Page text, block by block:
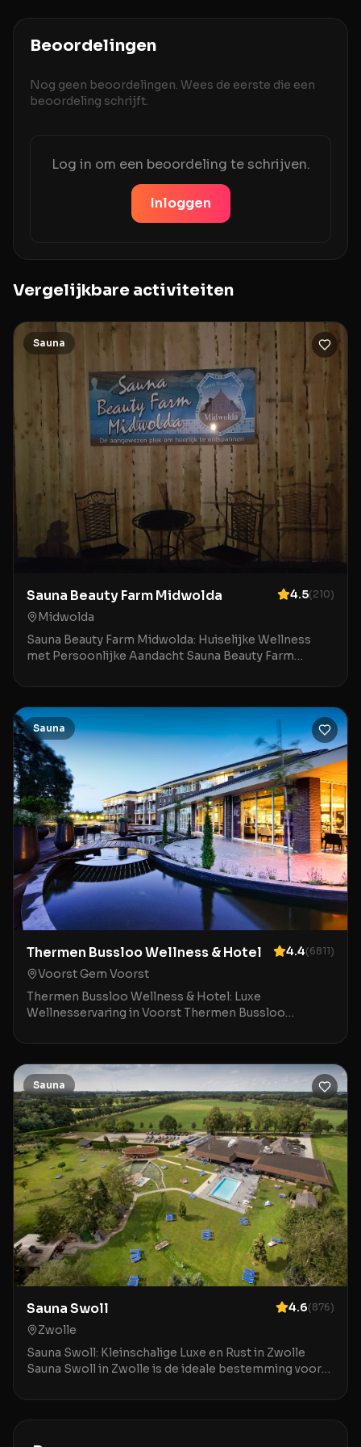
Beoordelingen
Nog geen beoordelingen. Wees de eerste die een
beoordeling schrijft.
Log in om een beoordeling te schrijven.
Inloggen
Vergelijkbare activiteiten
Sauna
Sauna Beauty Farm Midwolda 4.5(210)
Midwolda
Sauna Beauty Farm Midwolda: Huiselijke Wellness
met Persoonlijke Aandacht Sauna Beauty Farm
wellnesslocatie
Sauna
Thermen Bussloo Wellness & Hotel 4.4(6811)
Voorst Gem Voorst
Thermen Bussloo Wellness & Hotel: Luxe
Wellnesservaring in Voorst Thermen Bussloo
bestemming voor wie
Sauna
Sauna Swoll 4.6(876)
Zwolle
Sauna Swoll: Kleinschalige Luxe en Rust in Zwolle
Sauna Swoll in Zwolle is de ideale bestemming voor